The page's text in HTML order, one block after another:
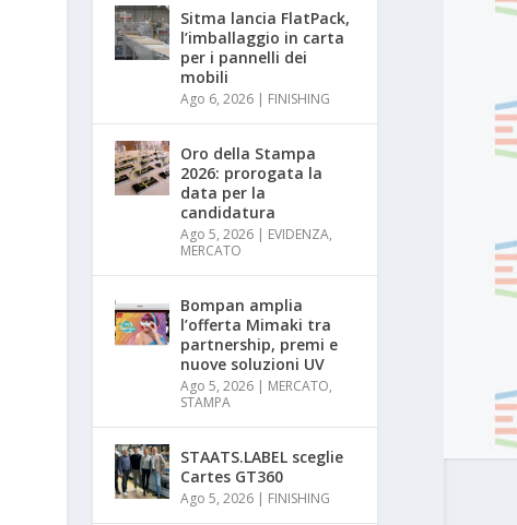
Sitma lancia FlatPack,
l’imballaggio in carta
per i pannelli dei
mobili
Ago 6, 2026 | FINISHING
Oro della Stampa
2026: prorogata la
data per la
candidatura
Ago 5, 2026 | EVIDENZA,
MERCATO
Bompan amplia
l’offerta Mimaki tra
partnership, premi e
nuove soluzioni UV
Ago 5, 2026 | MERCATO,
STAMPA
STAATS.LABEL sceglie
Cartes GT360
Ago 5, 2026 | FINISHING